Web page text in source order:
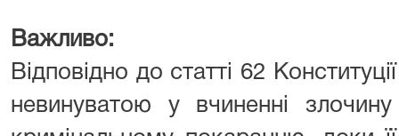
Важливо:
Відповідно до статті 62
невинуватою у вчиненні